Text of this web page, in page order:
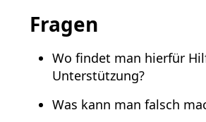
Fragen
Wo findet man hierfür
Unterstützung?
Was kann man falsch